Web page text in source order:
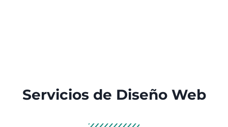
Servicios de Diseño Web